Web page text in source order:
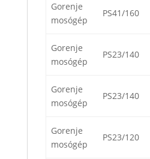
Gorenje
mosógép
PS41/160
Gorenje
mosógép
PS23/140
Gorenje
mosógép
PS23/140
Gorenje
mosógép
PS23/120